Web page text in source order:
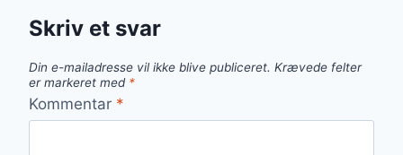
Skriv et svar
Din e-mailadresse vil ikke blive publiceret. Krævede felter
er markeret med *
Kommentar *